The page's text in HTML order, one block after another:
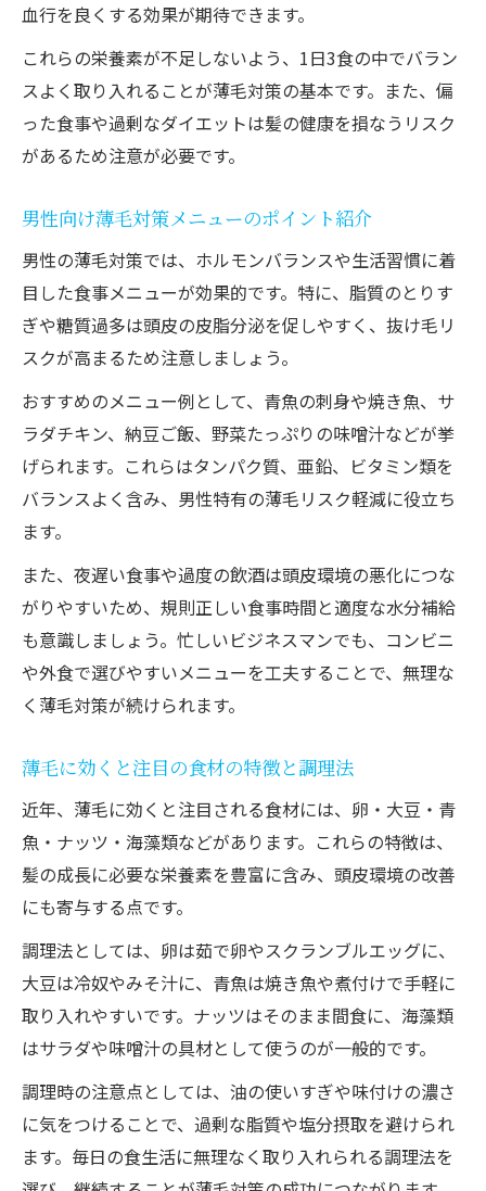
血行を良くする効果が期待できます。
これらの栄養素が不足しないよう、1日3食の中でバラン
スよく取り入れることが薄毛対策の基本です。また、偏
った食事や過剰なダイエットは髪の健康を損なうリスク
があるため注意が必要です。
男性向け薄毛対策メニューのポイント紹介
男性の薄毛対策では、ホルモンバランスや生活習慣に着
目した食事メニューが効果的です。特に、脂質のとりす
ぎや糖質過多は頭皮の皮脂分泌を促しやすく、抜け毛リ
スクが高まるため注意しましょう。
おすすめのメニュー例として、青魚の刺身や焼き魚、サ
ラダチキン、納豆ご飯、野菜たっぷりの味噌汁などが挙
げられます。これらはタンパク質、亜鉛、ビタミン類を
バランスよく含み、男性特有の薄毛リスク軽減に役立ち
ます。
また、夜遅い食事や過度の飲酒は頭皮環境の悪化につな
がりやすいため、規則正しい食事時間と適度な水分補給
も意識しましょう。忙しいビジネスマンでも、コンビニ
や外食で選びやすいメニューを工夫することで、無理な
く薄毛対策が続けられます。
薄毛に効くと注目の食材の特徴と調理法
近年、薄毛に効くと注目される食材には、卵・大豆・青
魚・ナッツ・海藻類などがあります。これらの特徴は、
髪の成長に必要な栄養素を豊富に含み、頭皮環境の改善
にも寄与する点です。
調理法としては、卵は茹で卵やスクランブルエッグに、
大豆は冷奴やみそ汁に、青魚は焼き魚や煮付けで手軽に
取り入れやすいです。ナッツはそのまま間食に、海藻類
はサラダや味噌汁の具材として使うのが一般的です。
調理時の注意点としては、油の使いすぎや味付けの濃さ
に気をつけることで、過剰な脂質や塩分摂取を避けられ
ます。毎日の食生活に無理なく取り入れられる調理法を